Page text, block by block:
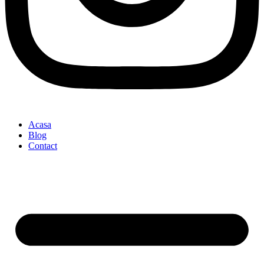
Acasa
Blog
Contact